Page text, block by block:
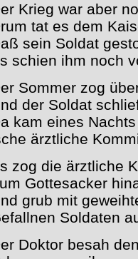
Krieg war aber
tat es dem
sein Soldat
schien ihm noch
Sommer zog
der Soldat
kam eines
ärztliche
zog die ärztliche
Gottesacker
grub mit
Soldaten
Doktor besah